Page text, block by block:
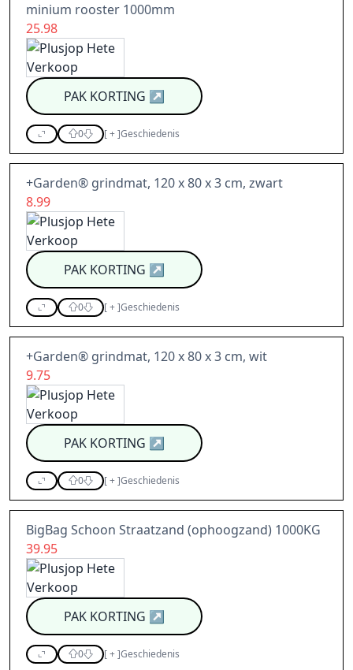
minium rooster 1000mm
25.98
PAK KORTING ↗
0 [+]Geschiedenis
+Garden® grindmat, 120 x 80 x 3 cm, zwart
8.99
PAK KORTING ↗
0 [+]Geschiedenis
+Garden® grindmat, 120 x 80 x 3 cm, wit
9.75
PAK KORTING ↗
0 [+]Geschiedenis
BigBag Schoon Straatzand (ophoogzand) 1000KG
39.95
PAK KORTING ↗
0 [+]Geschiedenis